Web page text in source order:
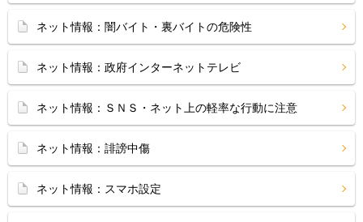
ネット情報：闇バイト・裏バイトの危険性
ネット情報：政府インターネットテレビ
ネット情報：ＳＮＳ・ネット上の軽率な行動に注意
ネット情報：誹謗中傷
ネット情報：スマホ設定